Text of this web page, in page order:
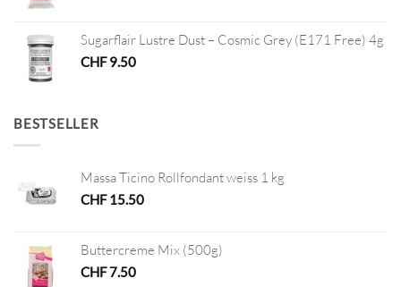
Sugarflair Lustre Dust – Cosmic Grey (E171 Free) 4g
CHF9.50
BESTSELLER
Massa Ticino Rollfondant weiss 1 kg
CHF15.50
Buttercreme Mix (500g)
CHF7.50